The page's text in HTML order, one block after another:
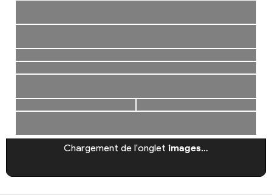
Chargement de l'onglet images…